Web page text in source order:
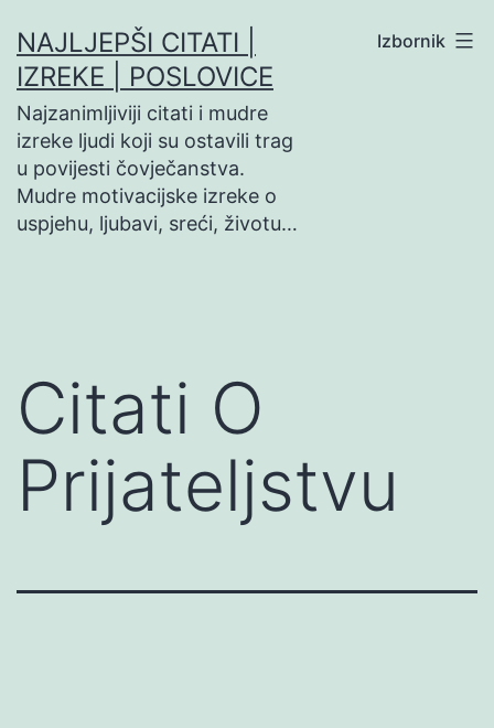
na
sadržaj
NAJLJEPŠI CITATI |
IZREKE | POSLOVICE
Najzanimljiviji citati i mudre
izreke ljudi koji su ostavili trag
u povijesti čovječanstva.
Mudre motivacijske izreke o
uspjehu, ljubavi, sreći, životu…
Izbornik
Citati O
Prijateljstvu